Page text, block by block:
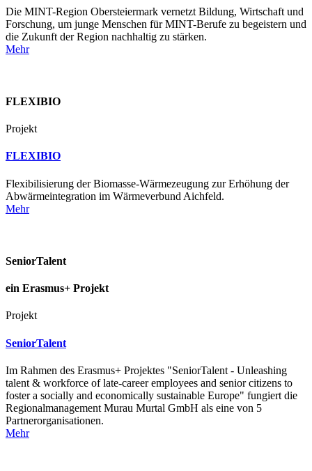
Die MINT-Region Obersteiermark vernetzt Bildung, Wirtschaft und
Forschung, um junge Menschen für MINT-Berufe zu begeistern und
die Zukunft der Region nachhaltig zu stärken.
Mehr
FLEXIBIO
Projekt
FLEXIBIO
Flexibilisierung der Biomasse-Wärmezeugung zur Erhöhung der
Abwärmeintegration im Wärmeverbund Aichfeld.
Mehr
SeniorTalent
ein Erasmus+ Projekt
Projekt
SeniorTalent
Im Rahmen des Erasmus+ Projektes "SeniorTalent - Unleashing
talent & workforce of late-career employees and senior citizens to
foster a socially and economically sustainable Europe" fungiert die
Regionalmanagement Murau Murtal GmbH als eine von 5
Partnerorganisationen.
Mehr